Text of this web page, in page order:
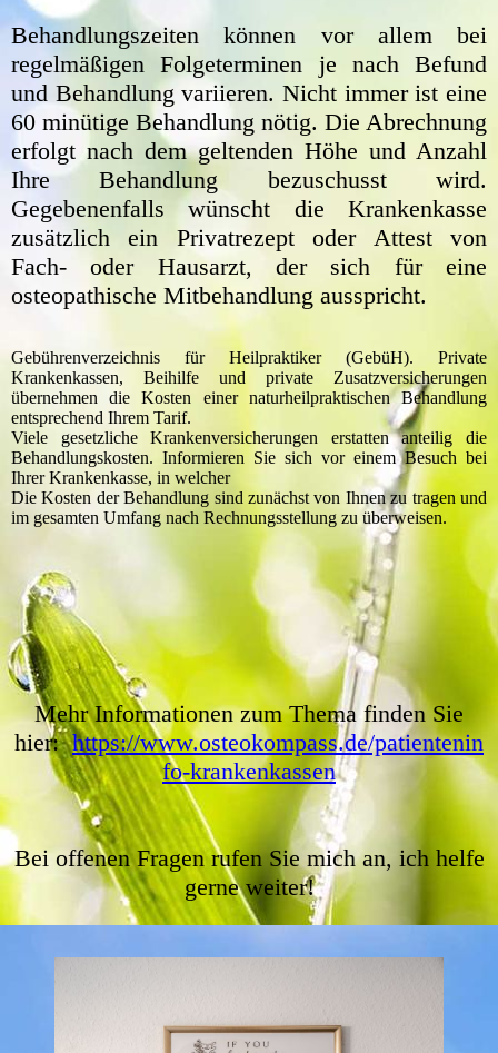
Behandlungszeiten können vor allem bei
regelmäßigen Folgeterminen je nach Befund
und Behandlung variieren. Nicht immer ist eine
60 minütige Behandlung nötig. Die Abrechnung
erfolgt nach dem geltenden Höhe und Anzahl
Ihre Behandlung bezuschusst wird.
Gegebenenfalls wünscht die Krankenkasse
zusätzlich ein Privatrezept oder Attest von
Fach- oder Hausarzt, der sich für eine
osteopathische Mitbehandlung ausspricht.
Gebührenverzeichnis für Heilpraktiker (GebüH). Private
Krankenkassen, Beihilfe und private Zusatzversicherungen
übernehmen die Kosten einer naturheilpraktischen Behandlung
entsprechend Ihrem Tarif.
Viele gesetzliche Krankenversicherungen erstatten anteilig die
Behandlungskosten. Informieren Sie sich vor einem Besuch bei
Ihrer Krankenkasse, in welcher
Die Kosten der Behandlung sind zunächst von Ihnen zu tragen und
im gesamten Umfang nach Rechnungsstellung zu überweisen.
Mehr Informationen zum Thema finden Sie
hier:https://www.osteokompass.de/patientenin
fo-krankenkassen
Bei offenen Fragen rufen Sie mich an, ich helfe
gerne weiter!